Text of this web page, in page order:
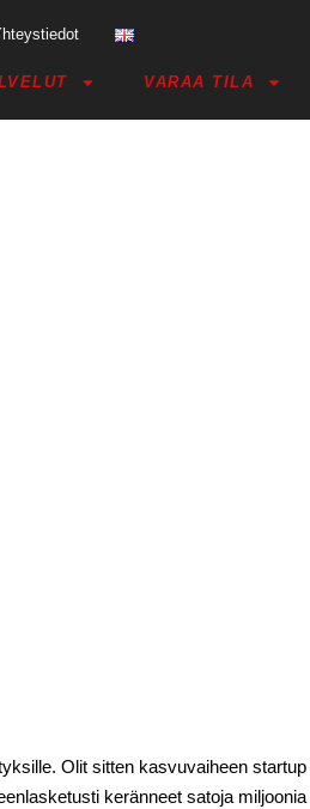
VARAA TILA
Olit sitten kasvuvaiheen
keränneet satoja